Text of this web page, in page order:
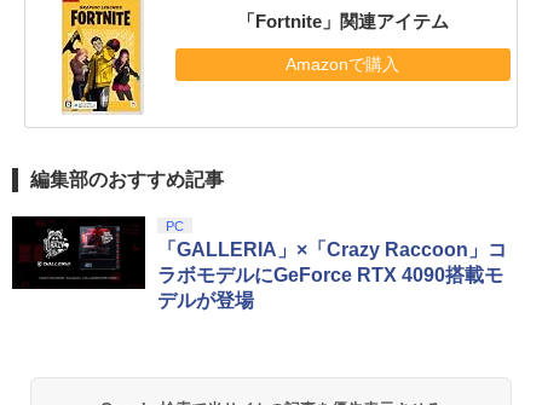
「Fortnite」関連アイテム
Amazonで購入
編集部のおすすめ記事
PC
「GALLERIA」×「Crazy Raccoon」コ
ラボモデルにGeForce RTX 4090搭載モ
デルが登場